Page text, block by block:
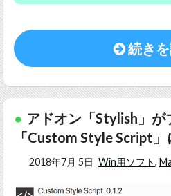
続き
アドオン「Stylish」
「Custom Style Script
2018年7月 5日 Win用ソフト,